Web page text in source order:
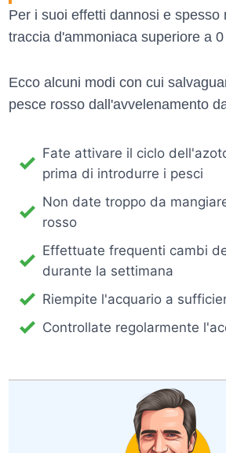
Per i suoi effetti dannosi e spesso
traccia d'ammoniaca superiore a
Ecco alcuni modi con cui
pesce rosso dall'avvelenamento
Fate attivare il ciclo
prima di introdurre i pesci
Non date troppo da
rosso
Effettuate frequenti cambi
durante la settimana
Riempite l'acquario a
Controllate regolarmente